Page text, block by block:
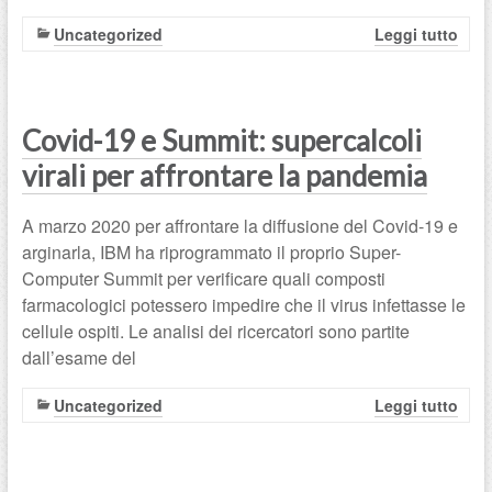
Uncategorized Leggi tutto
Covid-19 e Summit: supercalcoli
virali per affrontare la pandemia
A marzo 2020 per affrontare la diffusione del Covid-19 e
arginarla, IBM ha riprogrammato il proprio Super-
Computer Summit per verificare quali composti
farmacologici potessero impedire che il virus infettasse le
cellule ospiti. Le analisi dei ricercatori sono partite
dall’esame del
Uncategorized Leggi tutto